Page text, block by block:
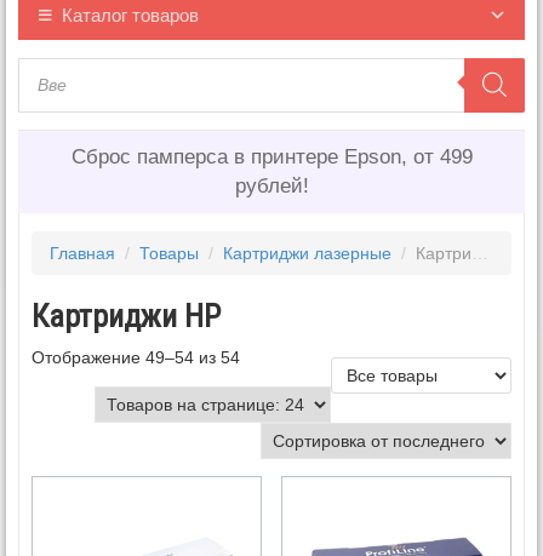
Каталог товаров
Сброс памперса в принтере Epson, от 499
рублей!
Главная / Товары / Картриджи лазерные / Картриджи HP
Картриджи HP
Отображение 49–54 из 54